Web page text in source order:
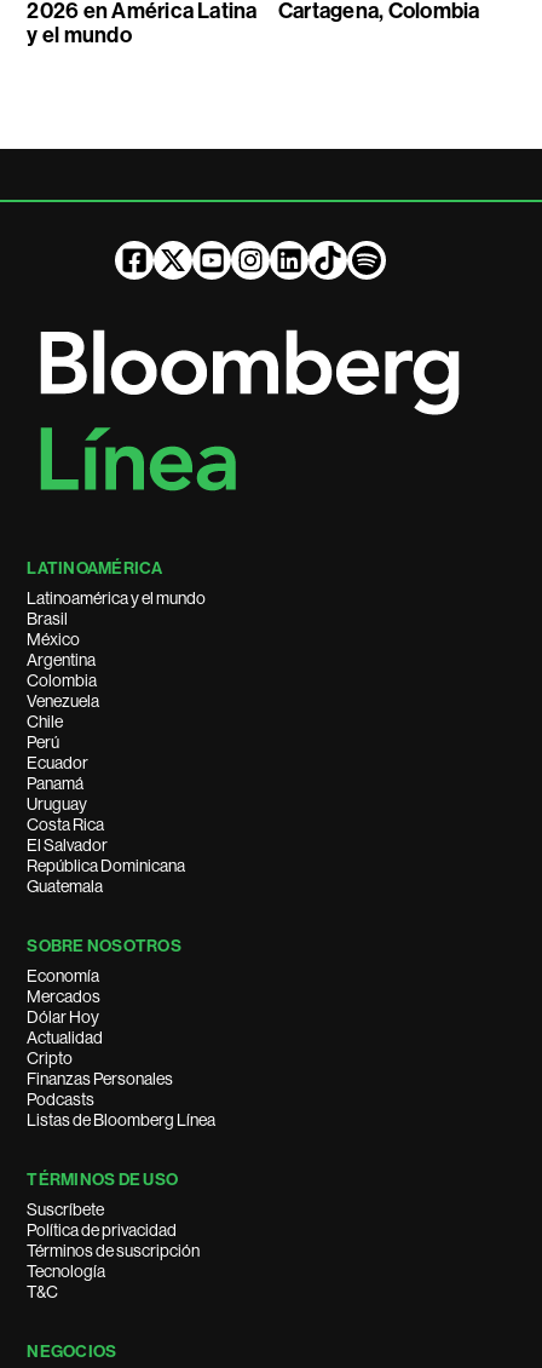
2026 en América Latina
y el mundo
Cartagena, Colombia
LATINOAMÉRICA
Latinoamérica y el mundo
Brasil
México
Argentina
Colombia
Venezuela
Chile
Perú
Ecuador
Panamá
Uruguay
Costa Rica
El Salvador
República Dominicana
Guatemala
SOBRE NOSOTROS
Economía
Mercados
Dólar Hoy
Actualidad
Cripto
Finanzas Personales
Podcasts
Listas de Bloomberg Línea
TÉRMINOS DE USO
Suscríbete
Política de privacidad
Términos de suscripción
Tecnología
T&C
NEGOCIOS